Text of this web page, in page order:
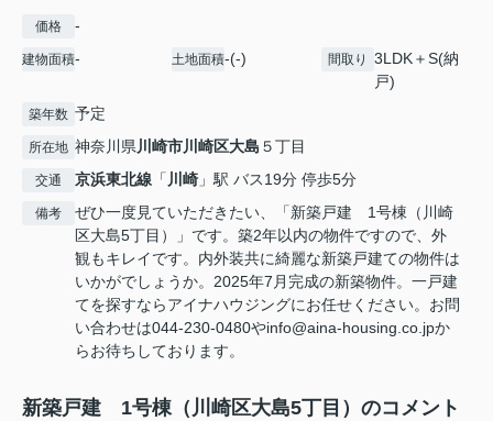
価格 -
建物面積- 土地面積-(-) 間取り
3LDK＋S(納
戸)
築年数 予定
所在地 神奈川県川崎市川崎区大島 ５丁目
交通 京浜東北線 「 川崎 」駅 バス19分 停歩5分
備考
ぜひ一度見ていただきたい、「新築戸建 1号棟（川崎
区大島5丁目）」です。築2年以内の物件ですので、外
観もキレイです。内外装共に綺麗な新築戸建ての物件は
いかがでしょうか。2025年7月完成の新築物件。一戸建
てを探すならアイナハウジングにお任せください。お問
い合わせは044-230-0480やinfo@aina-housing.co.jpか
らお待ちしております。
新築戸建 1号棟（川崎区大島5丁目）のコメント